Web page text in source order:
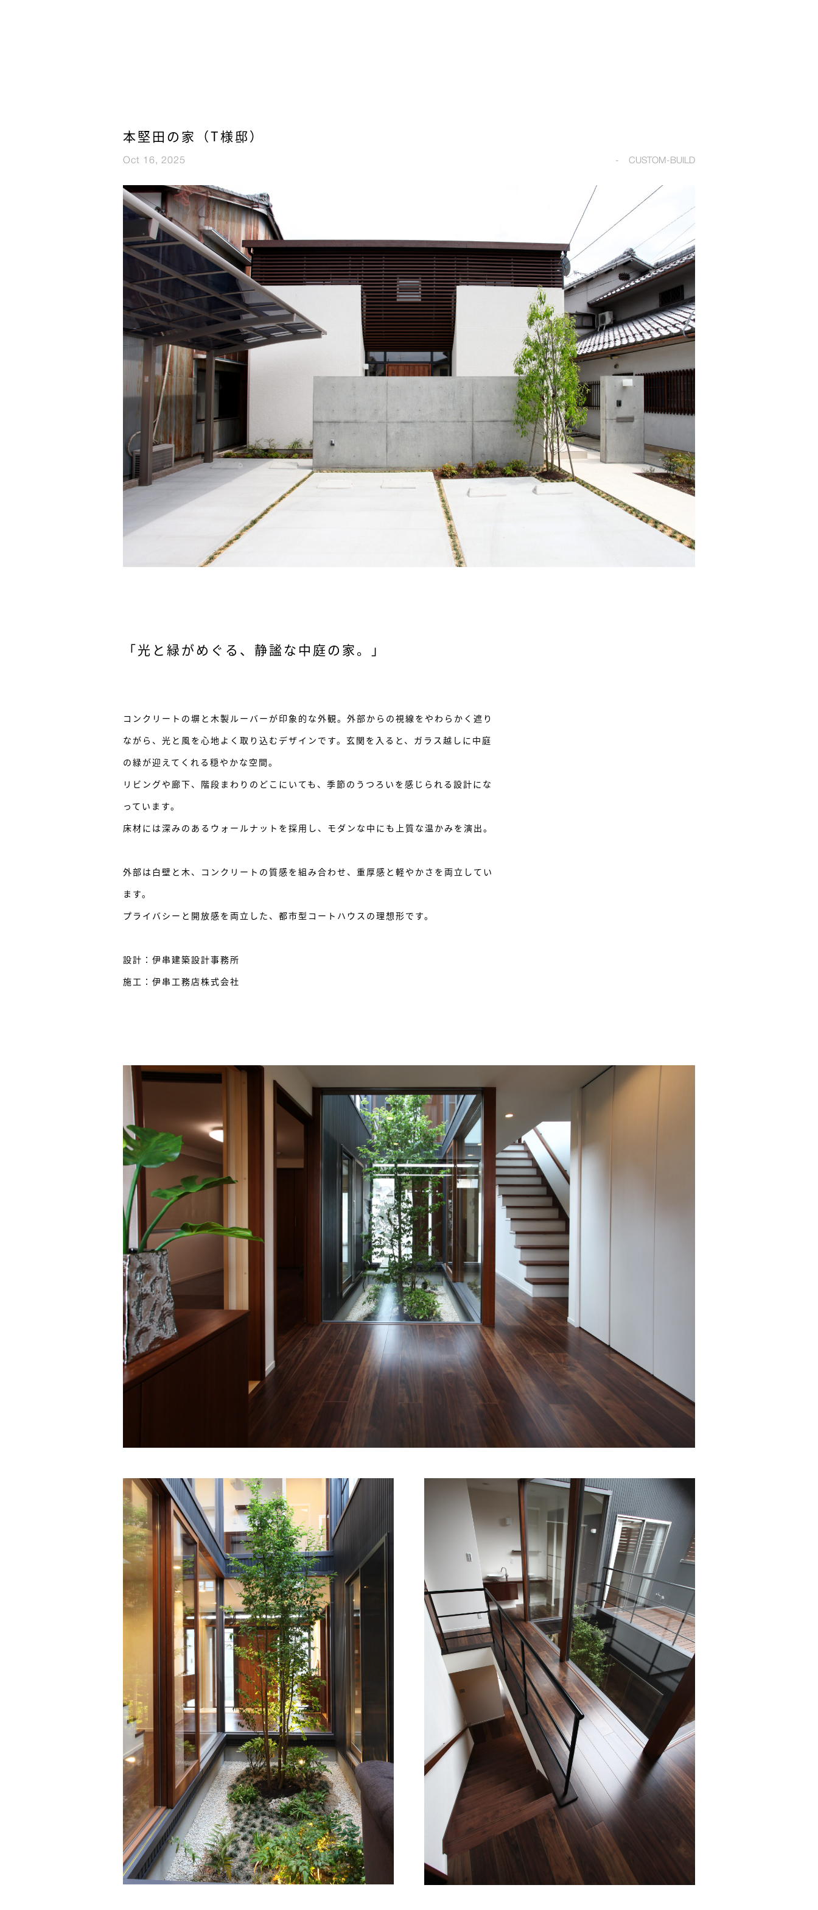
本堅田の家（T様邸）
Oct 16, 2025 CUSTOM-BUILD
「光と緑がめぐる、静謐な中庭の家。」
コンクリートの塀と木製ルーバーが印象的な外観。外部からの視線をやわらかく遮り
ながら、光と風を心地よく取り込むデザインです。玄関を入ると、ガラス越しに中庭
の緑が迎えてくれる穏やかな空間。
リビングや廊下、階段まわりのどこにいても、季節のうつろいを感じられる設計にな
っています。
床材には深みのあるウォールナットを採用し、モダンな中にも上質な温かみを演出。
外部は白壁と木、コンクリートの質感を組み合わせ、重厚感と軽やかさを両立してい
ます。
プライバシーと開放感を両立した、都市型コートハウスの理想形です。
設計：伊串建築設計事務所
施工：伊串工務店株式会社